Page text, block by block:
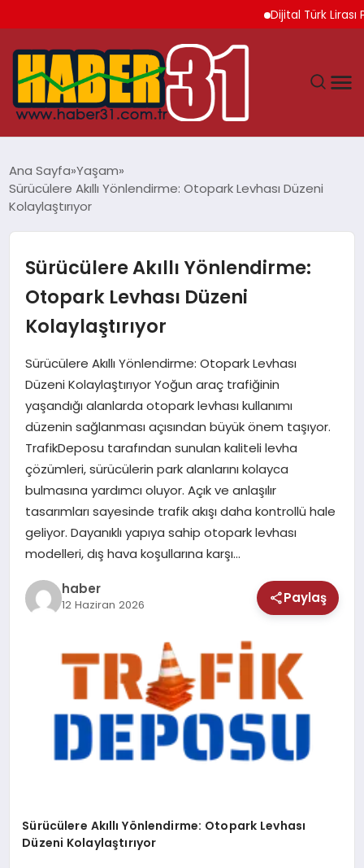
Dijital Türk Lirası
HATAY
GÜNDEM
MAGAZIN
SAĞLIK
TEKNOLOJI
Ana Sayfa Yaşam
Sürücülere Akıllı Yönlendirme: Otopark Levhası Düzeni
Kolaylaştırıyor
Sürücülere Akıllı Yönlendirme:
Otopark Levhası Düzeni
Kolaylaştırıyor
Sürücülere Akıllı Yönlendirme: Otopark Levhası
Düzeni Kolaylaştırıyor Yoğun araç trafiğinin
yaşandığı alanlarda otopark levhası kullanımı
düzenin sağlanması açısından büyük önem taşıyor.
TrafikDeposu tarafından sunulan kaliteli levha
çözümleri, sürücülerin park alanlarını kolayca
bulmasına yardımcı oluyor. Açık ve anlaşılır
tasarımları sayesinde trafik akışı daha kontrollü hale
geliyor. Dayanıklı yapıya sahip otopark levhası
modelleri, dış hava koşullarına karşı…
haber
12 Haziran 2026 Paylaş
Sürücülere Akıllı Yönlendirme: Otopark Levhası
Düzeni Kolaylaştırıyor